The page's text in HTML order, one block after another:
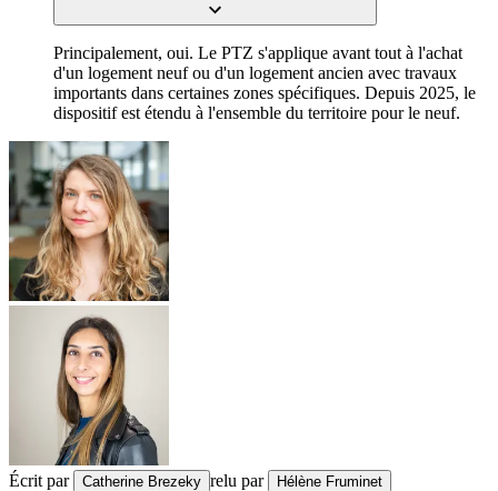
Principalement, oui. Le PTZ s'applique avant tout à l'achat
d'un logement neuf ou d'un logement ancien avec travaux
importants dans certaines zones spécifiques. Depuis 2025, le
dispositif est étendu à l'ensemble du territoire pour le neuf.
Écrit par Catherine Brezeky relu par Hélène Fruminet